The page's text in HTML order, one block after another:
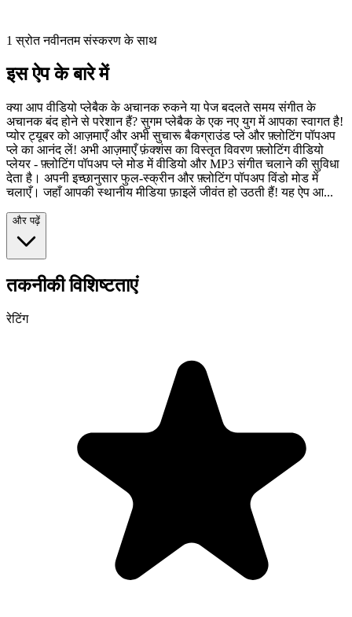
1 स्रोत नवीनतम संस्करण के साथ
इस ऐप के बारे में
क्या आप वीडियो प्लेबैक के अचानक रुकने या पेज बदलते समय संगीत के
अचानक बंद होने से परेशान हैं? सुगम प्लेबैक के एक नए युग में आपका स्वागत है!
प्योर ट्यूबर को आज़माएँ और अभी सुचारू बैकग्राउंड प्ले और फ़्लोटिंग पॉपअप
प्ले का आनंद लें! अभी आज़माएँ फ़ंक्शंस का विस्तृत विवरण फ़्लोटिंग वीडियो
प्लेयर - फ़्लोटिंग पॉपअप प्ले मोड में वीडियो और MP3 संगीत चलाने की सुविधा
देता है। अपनी इच्छानुसार फुल-स्क्रीन और फ़्लोटिंग पॉपअप विंडो मोड में
चलाएँ। जहाँ आपकी स्थानीय मीडिया फ़ाइलें जीवंत हो उठती हैं! यह ऐप आ...
और पढ़ें
तकनीकी विशिष्टताएं
रेटिंग